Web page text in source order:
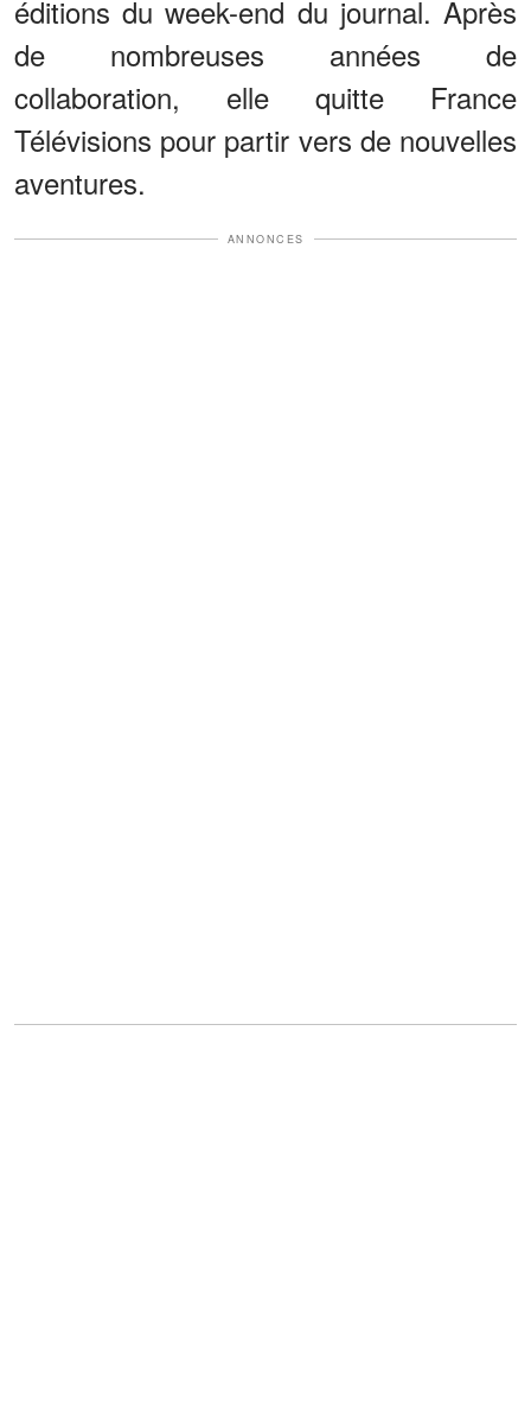
éditions du week-end du journal. Après
de nombreuses années de
collaboration, elle quitte France
Télévisions pour partir vers de nouvelles
aventures.
ANNONCES